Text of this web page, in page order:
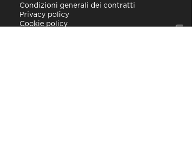
Condizioni generali dei contratti
Privacy policy
Cookie policy